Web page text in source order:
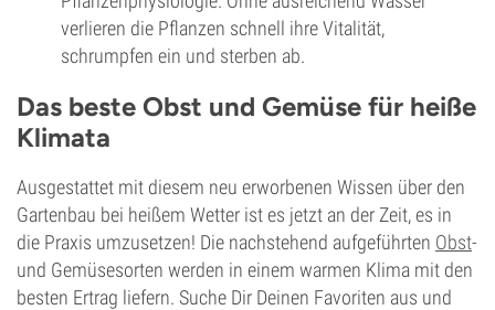
verlieren die Pflanzen schnell ihre Vitalität,
schrumpfen ein und sterben ab.
Das beste Obst und Gemüse für heiße
Klimata
Ausgestattet mit diesem neu erworbenen Wissen über den
Gartenbau bei heißem Wetter ist es jetzt an der Zeit, es in
die Praxis umzusetzen! Die nachstehend aufgeführten Obst-
und Gemüsesorten werden in einem warmen Klima mit den
besten Ertrag liefern. Suche Dir Deinen Favoriten aus und